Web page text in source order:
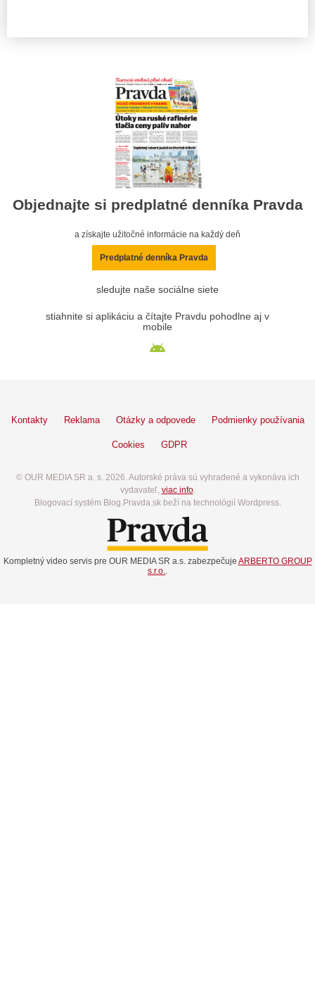
Objednajte si predplatné denníka Pravda
a získajte užitočné informácie na každý deň
Predplatné denníka Pravda
sledujte naše sociálne siete
stiahnite si aplikáciu a čítajte Pravdu pohodlne aj v
mobile
Kontakty Reklama Otázky a odpovede Podmienky používania
Cookies GDPR
© OUR MEDIA SR a. s. 2026. Autorské práva sú vyhradené a vykonáva ich
vydavateľ, viac info.
Blogovací systém Blog.Pravda.sk beží na technológií Wordpress.
Kompletný video servis pre OUR MEDIA SR a.s. zabezpečuje ARBERTO GROUP
s.r.o..